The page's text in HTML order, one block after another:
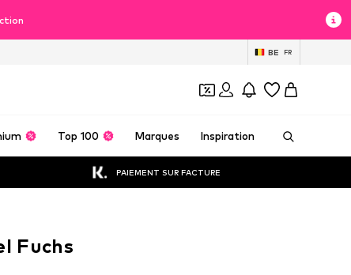
BE FR
Top 100 Marques Inspiration
PAIEMENT SUR FACTURE
Fuchs